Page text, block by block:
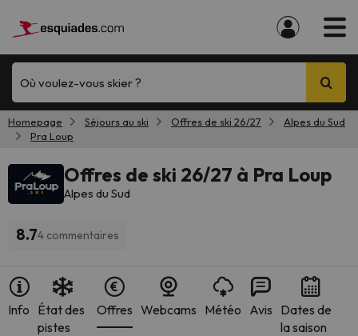
Où voulez-vous skier ?
Homepage Séjours au ski Offres de ski 26/27
Alpes du Sud
Pra Loup
Offres de ski 26/27 à Pra Loup
Alpes du Sud
8.74 commentaires
Info État des
pistes
Offres Webcams Météo Avis Dates de
la saison